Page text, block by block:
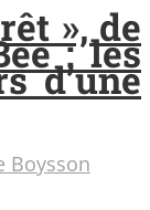
», de
: les
d’une
Boysson